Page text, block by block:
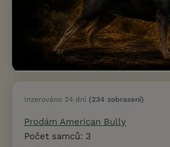
Inzerováno 24 dní (234 zobrazení)
Prodám American Bully
Počet samců: 3